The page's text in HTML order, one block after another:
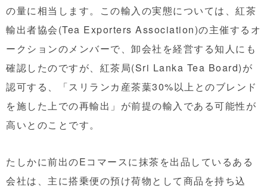
の量に相当します。この輸入の実態については、紅茶
輸出者協会(Tea Exporters Association)の主催するオ
ークションのメンバーで、卸会社を経営する知人にも
確認したのですが、紅茶局(Sri Lanka Tea Board)が
認可する、「スリランカ産茶葉30%以上とのブレンド
を施した上での再輸出」が前提の輸入である可能性が
高いとのことです。
たしかに前出のEコマースに抹茶を出品しているある
会社は、主に搭乗便の預け荷物として商品を持ち込